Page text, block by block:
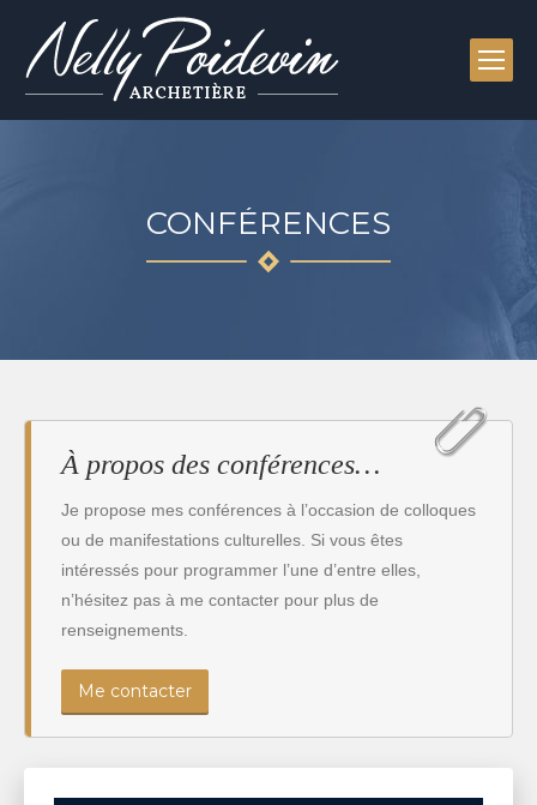
CONFÉRENCES
À propos des conférences…
Je propose mes conférences à l’occasion de colloques
ou de manifestations culturelles. Si vous êtes
intéressés pour programmer l’une d’entre elles,
n’hésitez pas à me contacter pour plus de
renseignements.
Me contacter